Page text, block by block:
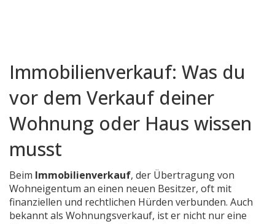
Immobilienverkauf: Was du
vor dem Verkauf deiner
Wohnung oder Haus wissen
musst
Beim Immobilienverkauf, der Übertragung von
Wohneigentum an einen neuen Besitzer, oft mit
finanziellen und rechtlichen Hürden verbunden. Auch
bekannt als Wohnungsverkauf, ist er nicht nur eine